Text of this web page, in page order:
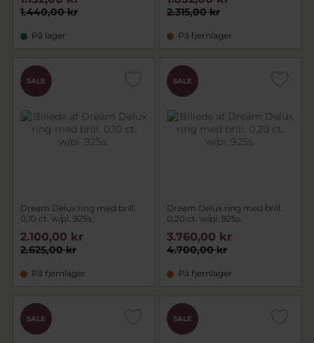
1.440,00 kr
På lager
2.315,00 kr
På fjernlager
SALE
Dream Delux ring med brill.
0,10 ct. w/pi. 925s.
2.625,00 kr
2.100,00 kr
På fjernlager
SALE
Dream Delux ring med brill.
0,20 ct. w/pi. 925s.
4.700,00 kr
3.760,00 kr
På fjernlager
SALE SALE